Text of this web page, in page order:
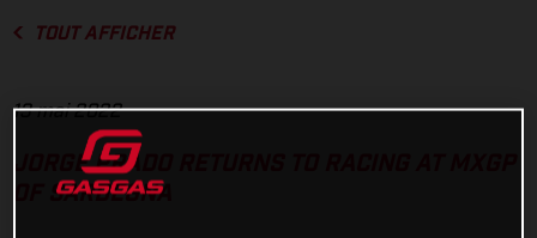
TOUT AFFICHER
13 mai 2022
JORGE PRADO RETURNS TO RACING AT MXGP
OF SARDEGNA